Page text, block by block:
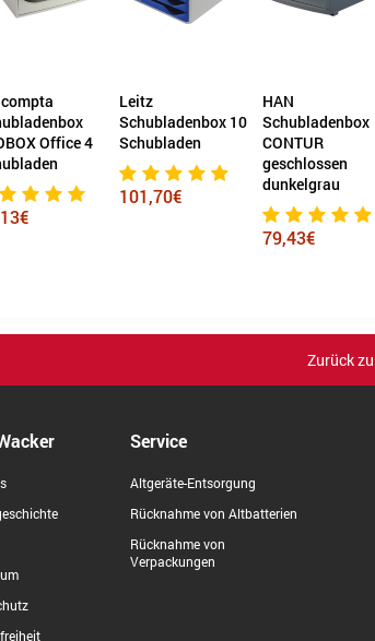
4
Schubladenbox 10
Schubladen
101,70€
Schubladenbox
CONTUR
geschlossen
dunkelgrau
Zurück
Service
Altgeräte-Entsorgung
Rücknahme von Altbatterien
Rücknahme von
Verpackungen